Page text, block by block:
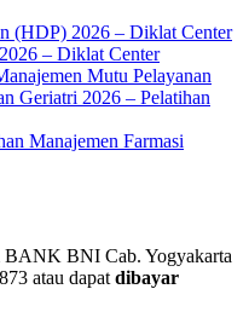
(HDP) 2026 – Diklat Center
– Diklat Center
Mutu Pelayanan
Geriatri 2026 – Pelatihan
Manajemen Farmasi
BANK BNI Cab. Yogyakarta
atau dapatdibayar